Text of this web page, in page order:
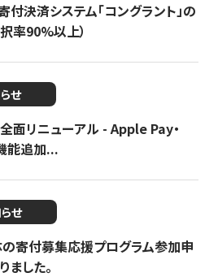
決済システム「コングラント」の
率90%以上）
せ
面リニューアル - Apple Pay・
能追加...
せ
の寄付募集応援プログラム参加申
した。